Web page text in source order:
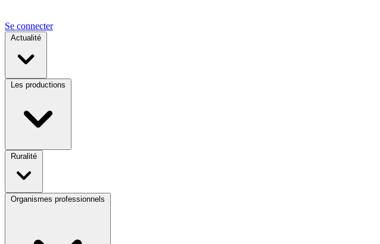
Se connecter
Actualité
Les productions
Ruralité
Organismes professionnels